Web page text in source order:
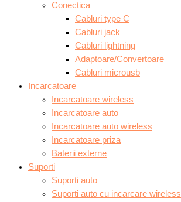
Conectica
Cabluri type C
Cabluri jack
Cabluri lightning
Adaptoare/Convertoare
Cabluri microusb
Incarcatoare
Incarcatoare wireless
Incarcatoare auto
Incarcatoare auto wireless
Incarcatoare priza
Baterii externe
Suporti
Suporti auto
Suporti auto cu incarcare wireless